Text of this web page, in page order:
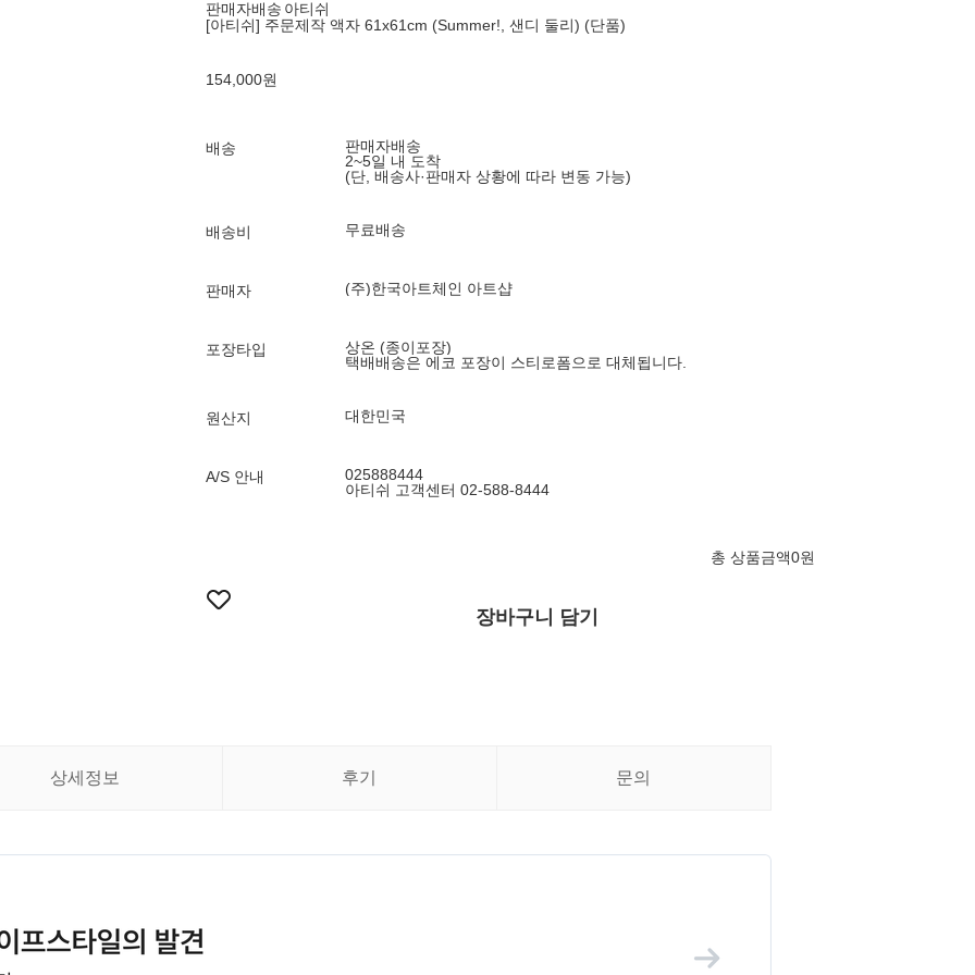
판매자배송 아티쉬
[아티쉬] 주문제작 액자 61x61cm (Summer!, 샌디 둘리) (단품)
154,000원
배송
판매자배송
2~5일 내 도착
(단, 배송사·판매자 상황에 따라 변동 가능)
배송비 무료배송
판매자 (주)한국아트체인 아트샵
포장타입
상온 (종이포장)
택배배송은 에코 포장이 스티로폼으로 대체됩니다.
원산지 대한민국
A/S 안내
025888444
아티쉬 고객센터 02-588-8444
총 상품금액0원
장바구니 담기
상세정보 후기 문의